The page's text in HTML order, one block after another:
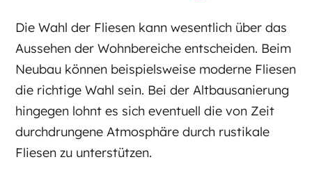
Die Wahl der Flie­sen kann we­sent­lich über das
Aus­se­hen der Wohn­be­rei­che ent­schei­den. Beim
Neu­bau kön­nen bei­spiels­wei­se mo­der­ne Flie­sen
die rich­ti­ge Wahl sein. Bei der Alt­bau­sa­nie­rung
hin­ge­gen lohnt es sich even­tu­ell die von Zeit
durch­drun­ge­ne At­mo­sphä­re durch rus­ti­ka­le
Flie­sen zu un­ter­stüt­zen.